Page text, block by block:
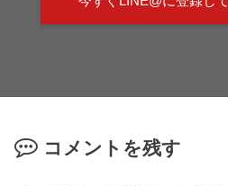
コメントを残す